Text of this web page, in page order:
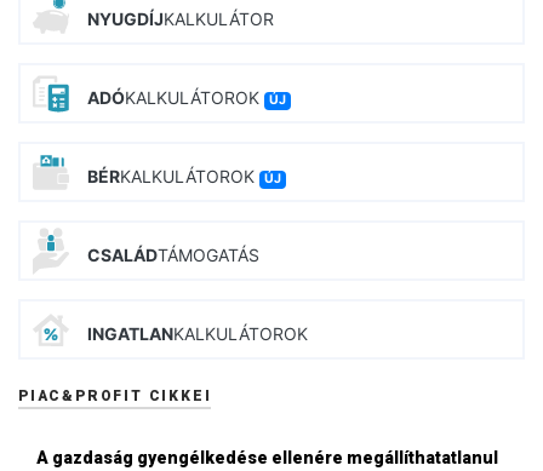
NYUGDÍJKALKULÁTOR
ADÓKALKULÁTOROK ÚJ
BÉRKALKULÁTOROK ÚJ
CSALÁDTÁMOGATÁS
INGATLANKALKULÁTOROK
PIAC&PROFIT CIKKEI
A gazdaság gyengélkedése ellenére megállíthatatlanul